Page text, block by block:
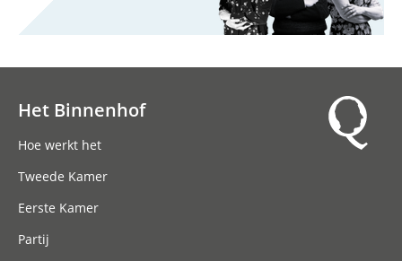
Het Binnenhof
Hoe werkt het
Tweede Kamer
Eerste Kamer
Partij